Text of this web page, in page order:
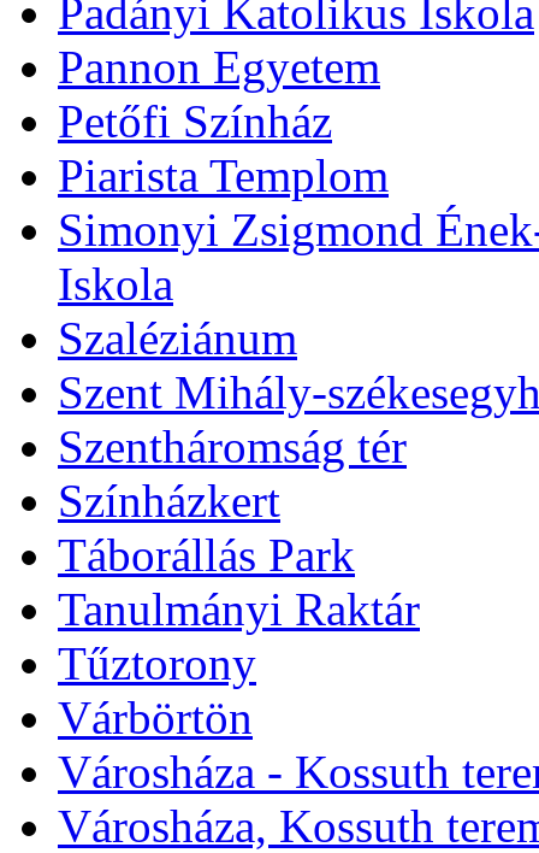
Padányi Katolikus Iskola
Pannon Egyetem
Petőfi Színház
Piarista Templom
Simonyi Zsigmond
Iskola
Szaléziánum
Szent Mihály-
Szentháromság tér
Színházkert
Táborállás Park
Tanulmányi Raktár
Tűztorony
Várbörtön
Városháza - Kossuth
Városháza, Kossuth